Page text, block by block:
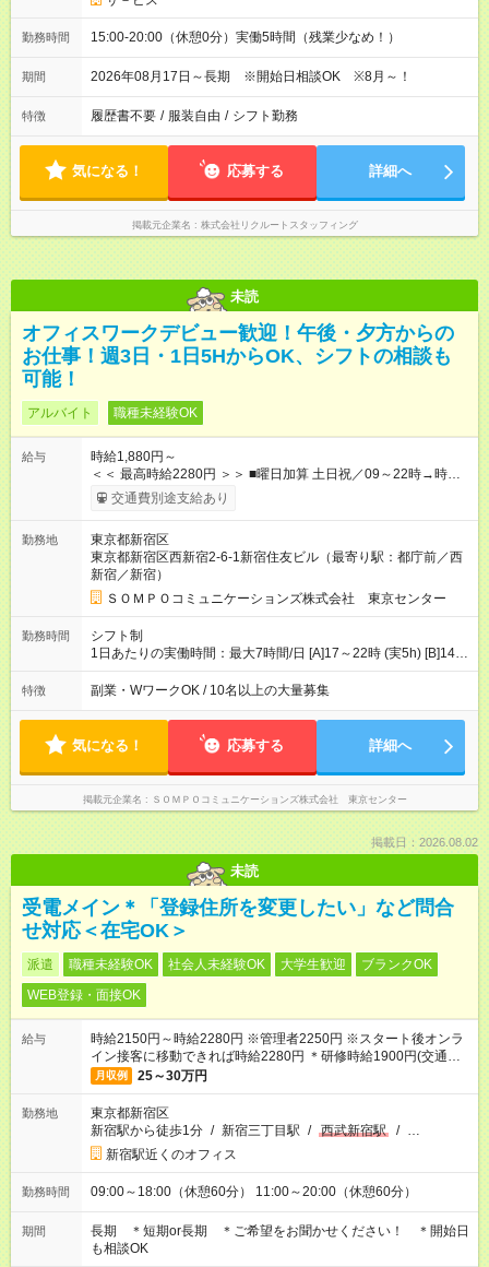
勤務時間 15:00-20:00（休憩0分）実働5時間（残業少なめ！）
期間 2026年08月17日～長期 ※開始日相談OK ※8月～！
特徴 履歴書不要 / 服装自由 / シフト勤務
気になる！ 応募する 詳細へ
掲載元企業名 株式会社リクルートスタッフィング
未読
オフィスワークデビュー歓迎！午後・夕方からの
お仕事！週3日・1日5HからOK、シフトの相談も
可能！
アルバイト 職種未経験OK
給与
時給1,880円～
＜＜ 最高時給2280円 ＞＞ ■曜日加算 土日祝／09～22時→時給
＋400円 ■時間加算 月曜／09～12時→時給＋200円 月曜／17～
22時→時給＋200円 金曜／17～22時→時給＋400円 ■導入研
━━━━━━━━━━━━━━━ ■月収例 ◎ロングシフト（週3日×実7h） [1]
金曜日収：15160円×4日＝60640円 [2]土曜日収：15960円×5日
＝79800円 [3]日曜日収：15960円×5日＝79800円 [1]＋[2]＋[3]＝
月収22万240円 ◎ショートシフト（週3日×実5h） [1]月曜日収：
10400円×4日＝41600円 [2]金曜日収：11400円×4日＝45600円
[3]土曜日収：11400円×5日＝57000円 [1]＋[2]＋[3]＝月収14万
4200円 【試用期間】試用期間あり 試用期間の長さ：3ヶ月 ※ 雇
態：本採用時と同じです。 給与：時給 1,780円以上 ※各加算給
無
交通費別途支給あり
勤務地
東京都新宿区
東京都新宿区西新宿2-6-1新宿住友ビル（最寄り駅：都庁前／西
新宿／新宿）
ＳＯＭＰＯコミュニケーションズ株式会社 東京センター
勤務時間
シフト制
1日あたりの実働時間：最大7時間/日 [A]17～22時 (実5h) [B]14～
22時 (実7h/休1h） ★週3～5日※土or日必須 ◎休日：平日メイン
※[B]OJT終了後要相談 ◎下記選択制 （1）曜日固定 週3～・土or
選択可 ▶ご確認 祝日/GW/年末年始等も シフト通りの出勤が必要
です
特徴 副業・WワークOK / 10名以上の大量募集
気になる！ 応募する 詳細へ
掲載元企業名 ＳＯＭＰＯコミュニケーションズ株式会社 東京センター
掲載日：2026.08.02
未読
受電メイン＊「登録住所を変更したい」など問合
せ対応＜在宅OK＞
派遣 職種未経験OK 社会人未経験OK 大学生歓迎
ブランクOK
WEB登録・面接OK
給与
時給2150円～時給2280円 ※管理者2250円 ※スタート後オンラ
イン接客に移動できれば時給2280円 ＊研修時給1900円(交通費
含む) ＊週払いOK
月収例 25～30万円
勤務地
東京都新宿区
新宿駅から徒歩1分 / 新宿三丁目駅 / 西武新宿駅 / …
新宿駅近くのオフィス
勤務時間 09:00～18:00（休憩60分） 11:00～20:00（休憩60分）
期間
長期 ＊短期or長期 ＊ご希望をお聞かせください！ ＊開始日
も相談OK